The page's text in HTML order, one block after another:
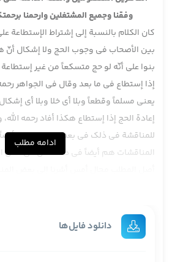
وفقنا وجميع المشتغلين وارحمنا
كان الكلام بالنسبة إلى إشتراط الإستطاعة
بين الأصحاب في وجوب الحج ولا إشكال أنّ
بنوا على أنّه لو حج متسكعاً من غير
إذا إستطاع في ما بعد وقال في الجواهر
يعني مسلماً وقطعاً وبلا أي خلا وبلا أي
إعادة الحج إذا إستطاع هكذا أفاد رحمه الله،
للمناقشة في ذلك في بعض الفروع هم
المناقشات هم أيضاً في ذلك لكن في أصل
شاء الله في كتاب جامع الأحاديث الجزء
بعنوان وجوب الحج أبواب وجوب الحج
ادامه مطلب
دانلود فایل‌ها